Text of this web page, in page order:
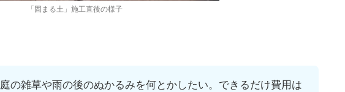
「固まる土」施工直後の様子
庭の雑草や雨の後のぬかるみを何とかしたい。できるだけ費用は